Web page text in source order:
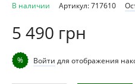
В наличии Артикул: 717610
5 490 грн
% Войти для отображения